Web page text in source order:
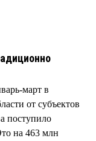
март в
от субъектов
поступило
на 463 млн